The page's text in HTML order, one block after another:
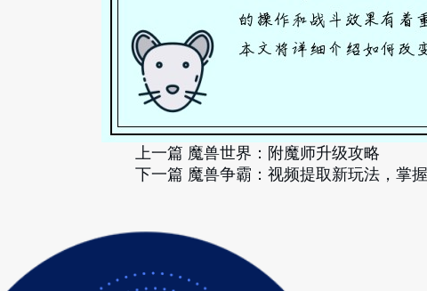
上一篇 魔兽世界：附魔师升级攻略
下一篇 魔兽争霸：视频提取新玩法，掌